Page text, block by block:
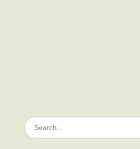
Search
for: